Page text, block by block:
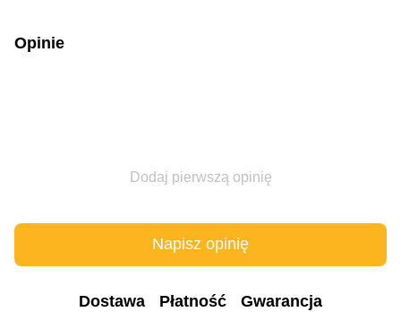
Opinie
Dodaj pierwszą opinię
Napisz opinię
Dostawa Płatność Gwarancja